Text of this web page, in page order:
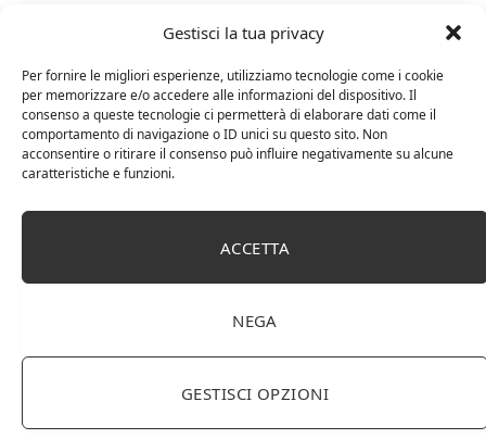
Gestisci la tua privacy
Per fornire le migliori esperienze, utilizziamo tecnologie come i cookie
per memorizzare e/o accedere alle informazioni del dispositivo. Il
consenso a queste tecnologie ci permetterà di elaborare dati come il
comportamento di navigazione o ID unici su questo sito. Non
acconsentire o ritirare il consenso può influire negativamente su alcune
caratteristiche e funzioni.
ACCETTA
NEGA
GESTISCI OPZIONI
Chanson Pere & Fils – Chassagne Montrachet
(box 3 x 0,75l) Mr. Vino bianco